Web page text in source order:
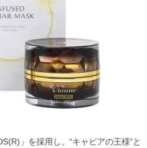
」を採用し、“キャビアの王様”と